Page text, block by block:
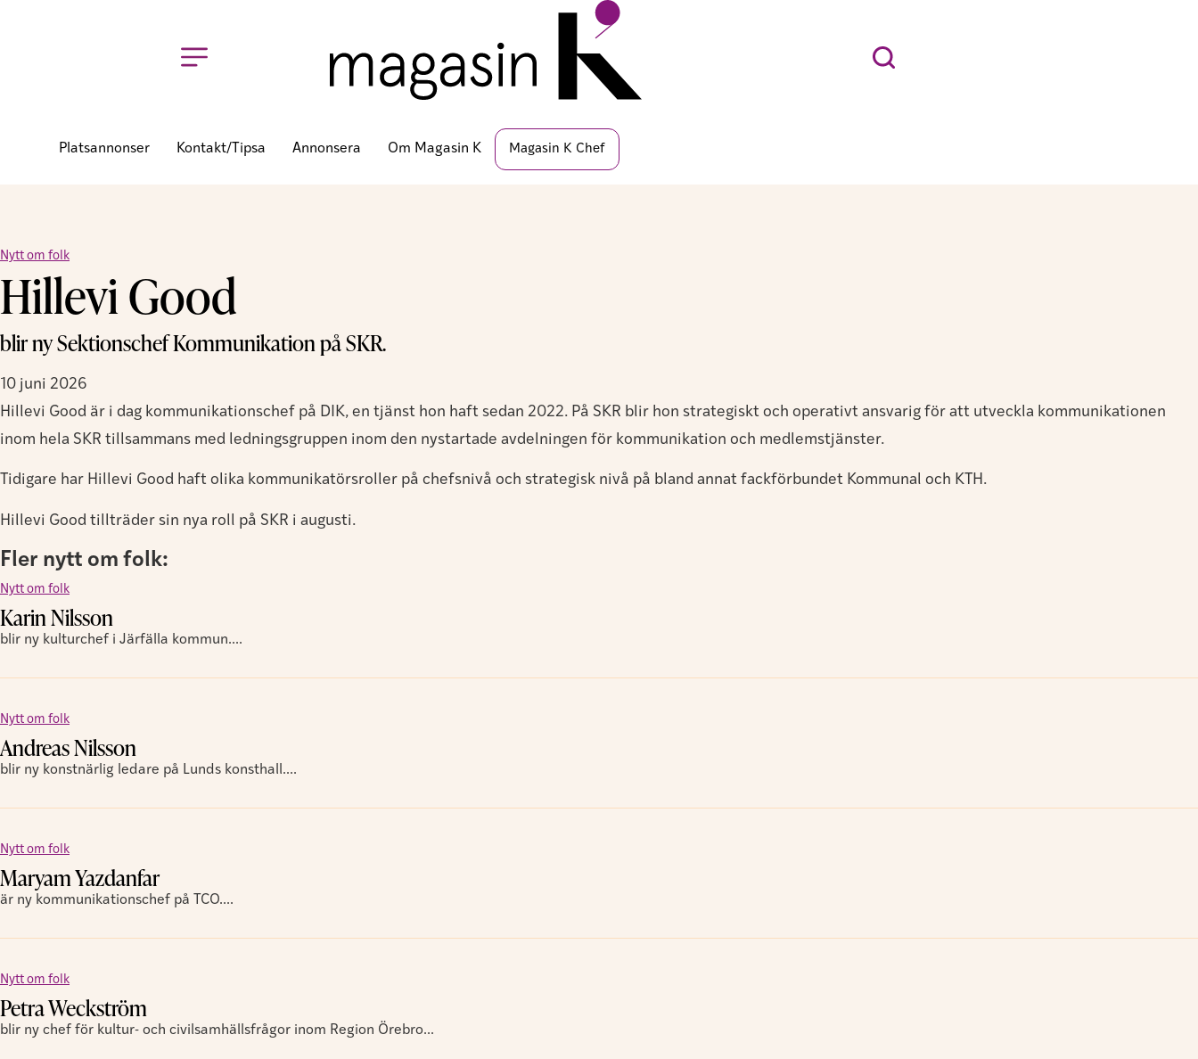
Platsannonser Kontakt/tipsa Annonsera Om Magasin K Magasin K Chef
Nytt om folk
Hillevi Good
blir ny Sektionschef Kommunikation på SKR.
10 juni 2026
Hillevi Good är i dag kommunikationschef på DIK, en tjänst hon haft sedan 2022. På SKR blir hon strategiskt och operativt ansvarig för att utveckla kommunikationen
inom hela SKR tillsammans med ledningsgruppen inom den nystartade avdelningen för kommunikation och medlemstjänster.
Tidigare har Hillevi Good haft olika kommunikatörsroller på chefsnivå och strategisk nivå på bland annat fackförbundet Kommunal och KTH.
Hillevi Good tillträder sin nya roll på SKR i augusti.
Fler nytt om folk:
Nytt om folk
Karin Nilsson
blir ny kulturchef i Järfälla kommun....
Nytt om folk
Andreas Nilsson
blir ny konstnärlig ledare på Lunds konsthall....
Nytt om folk
Maryam Yazdanfar
är ny kommunikationschef på TCO....
Nytt om folk
Petra Weckström
blir ny chef för kultur- och civilsamhällsfrågor inom Region Örebro...